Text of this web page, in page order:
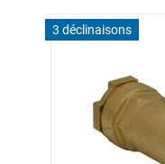
3 déclinaisons